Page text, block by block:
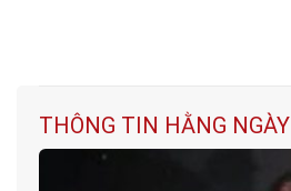
THÔNG TIN HẰNG NGÀY